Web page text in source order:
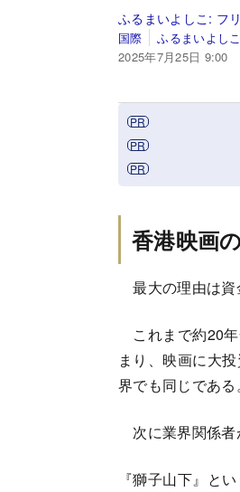
ふるまいよしこ: フ
国際
ふるまいよし
2025年7月25日 9:00
香港映画
最大の理由は資
これまで約20
まり、映画に大
界でも同じである。
次に業界関係者
『獅子山下』と